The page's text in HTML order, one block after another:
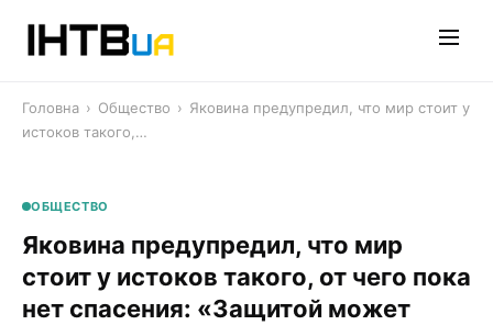
Головна › Общество › Яковина предупредил, что мир стоит у
истоков такого,…
ОБЩЕСТВО
Яковина предупредил, что мир
стоит у истоков такого, от чего пока
нет спасения: «Защитой может